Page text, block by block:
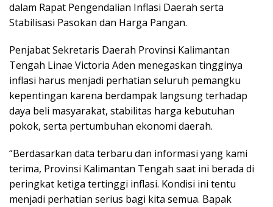
dalam Rapat Pengendalian Inflasi Daerah serta
Stabilisasi Pasokan dan Harga Pangan.
Penjabat Sekretaris Daerah Provinsi Kalimantan
Tengah Linae Victoria Aden menegaskan tingginya
inflasi harus menjadi perhatian seluruh pemangku
kepentingan karena berdampak langsung terhadap
daya beli masyarakat, stabilitas harga kebutuhan
pokok, serta pertumbuhan ekonomi daerah.
“Berdasarkan data terbaru dan informasi yang kami
terima, Provinsi Kalimantan Tengah saat ini berada di
peringkat ketiga tertinggi inflasi. Kondisi ini tentu
menjadi perhatian serius bagi kita semua. Bapak